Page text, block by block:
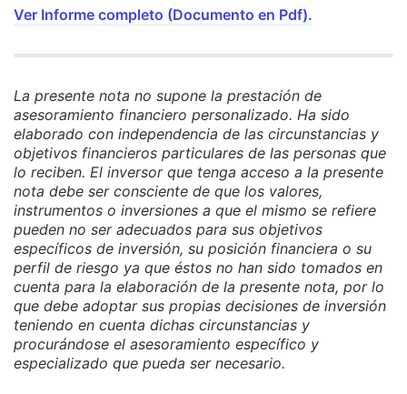
Ver Informe completo (Documento en Pdf).
La presente nota no supone la prestación de
asesoramiento financiero personalizado. Ha sido
elaborado con independencia de las circunstancias y
objetivos financieros particulares de las personas que
lo reciben. El inversor que tenga acceso a la presente
nota debe ser consciente de que los valores,
instrumentos o inversiones a que el mismo se refiere
pueden no ser adecuados para sus objetivos
específicos de inversión, su posición financiera o su
perfil de riesgo ya que éstos no han sido tomados en
cuenta para la elaboración de la presente nota, por lo
que debe adoptar sus propias decisiones de inversión
teniendo en cuenta dichas circunstancias y
procurándose el asesoramiento específico y
especializado que pueda ser necesario.